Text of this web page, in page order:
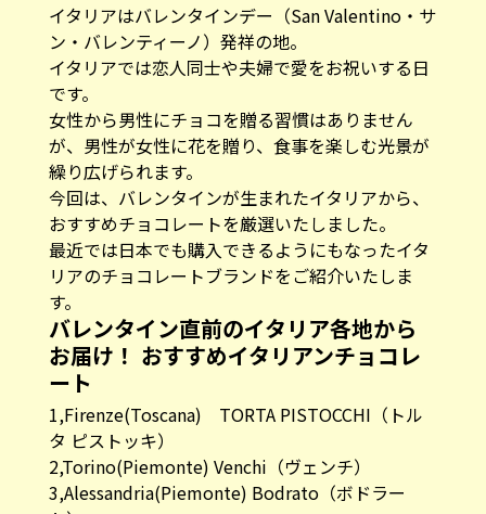
イタリアはバレンタインデー（San Valentino・サ
ン・バレンティーノ）発祥の地。
イタリアでは恋人同士や夫婦で愛をお祝いする日
です。
女性から男性にチョコを贈る習慣はありません
が、男性が女性に花を贈り、食事を楽しむ光景が
繰り広げられます。
今回は、バレンタインが生まれたイタリアから、
おすすめチョコレートを厳選いたしました。
最近では日本でも購入できるようにもなったイタ
リアのチョコレートブランドをご紹介いたしま
す。
バレンタイン直前のイタリア各地から
お届け！ おすすめイタリアンチョコレ
ート
1,Firenze(Toscana) TORTA PISTOCCHI（トル
タ ピストッキ）
2,Torino(Piemonte) Venchi（ヴェンチ）
3,Alessandria(Piemonte) Bodrato（ボドラー